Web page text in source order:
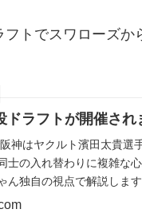
トでスワローズ
ラフトが開催され
神はヤクルト濱田太貴選
士の入れ替わりに複雑な
独自の視点で解説します